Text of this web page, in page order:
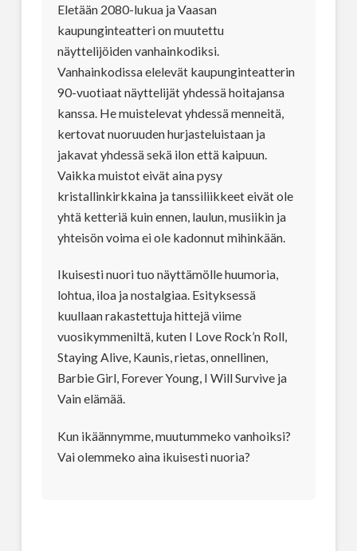
Eletään 2080-lukua ja Vaasan
kaupunginteatteri on muutettu
näyttelijöiden vanhainkodiksi.
Vanhainkodissa elelevät kaupunginteatterin
90-vuotiaat näyttelijät yhdessä hoitajansa
kanssa. He muistelevat yhdessä menneitä,
kertovat nuoruuden hurjasteluistaan ja
jakavat yhdessä sekä ilon että kaipuun.
Vaikka muistot eivät aina pysy
kristallinkirkkaina ja tanssiliikkeet eivät ole
yhtä ketteriä kuin ennen, laulun, musiikin ja
yhteisön voima ei ole kadonnut mihinkään.
Ikuisesti nuori tuo näyttämölle huumoria,
lohtua, iloa ja nostalgiaa. Esityksessä
kuullaan rakastettuja hittejä viime
vuosikymmeniltä, kuten I Love Rock’n Roll,
Staying Alive, Kaunis, rietas, onnellinen,
Barbie Girl, Forever Young, I Will Survive ja
Vain elämää.
Kun ikäännymme, muutummeko vanhoiksi?
Vai olemmeko aina ikuisesti nuoria?